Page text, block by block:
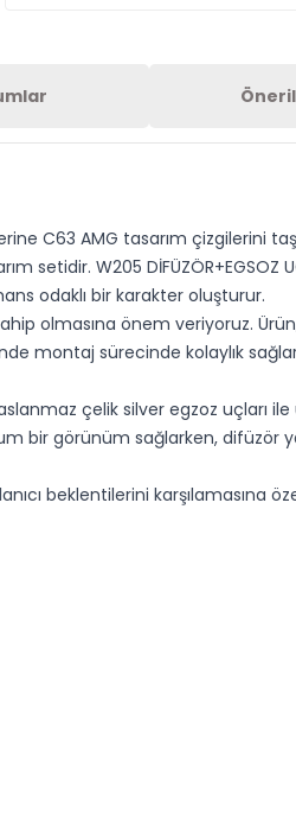
C63 AMG tasarım çizgilerini
W205 DİFÜZÖR+EGSOZ
odaklı bir karakter oluşturur.
olmasına önem veriyoruz.
montaj sürecinde kolaylık
paslanmaz çelik silver egzoz uçları
bir görünüm sağlarken, difüzör
beklentilerini karşılamasına